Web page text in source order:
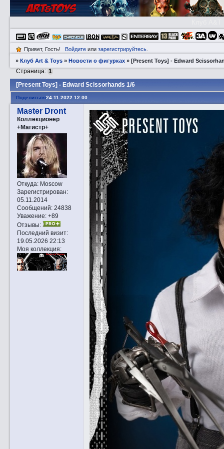
Привет, Гость! Войдитеили зарегистрируйтесь.
»Клуб Art & Toys »­Новости о фигурках »[Present Toys] - Edward
[Present Toys] - Edward Scissorhands 1/6
Страница: 1
Поделиться24.11.2022 12:00
Master Dront
Коллекционер
+Магистр+
Откуда:Moscow
Зарегистрирован:
05.11.2014
Сообщений:24838
Уважение: +89
Отзывы:
Последний визит:
19.05.2026 22:13
Моя коллекция: